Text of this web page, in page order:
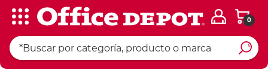
0
Ingresar Codigo